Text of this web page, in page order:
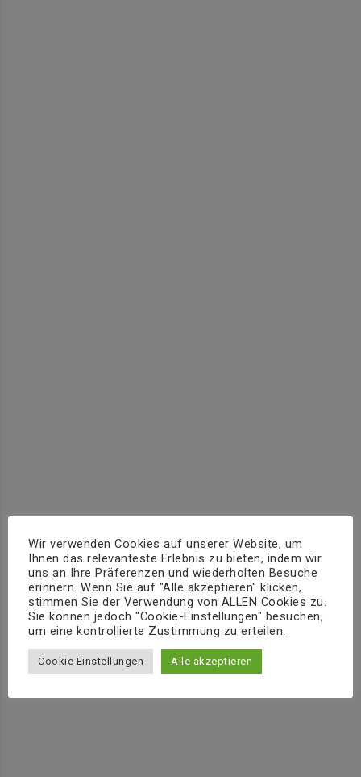
Wir verwenden Cookies auf unserer Website, um
Ihnen das relevanteste Erlebnis zu bieten, indem wir
uns an Ihre Präferenzen und wiederholten Besuche
erinnern. Wenn Sie auf "Alle akzeptieren" klicken,
stimmen Sie der Verwendung von ALLEN Cookies zu.
Sie können jedoch "Cookie-Einstellungen" besuchen,
um eine kontrollierte Zustimmung zu erteilen.
Cookie Einstellungen Alle akzeptieren